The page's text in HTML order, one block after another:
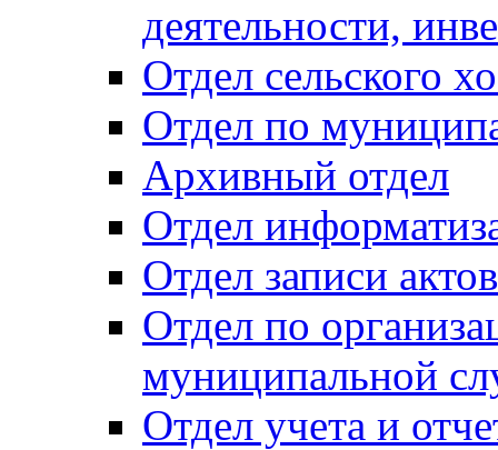
деятельности,
Отдел сельского
Отдел по
Архивный отдел
Отдел
Отдел записи
Отдел по
муниципальной
Отдел учета и